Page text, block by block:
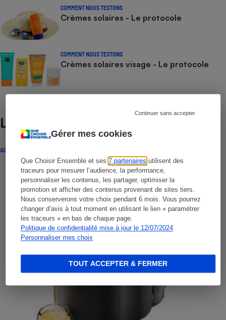
Gérer mes cookies
Que Choisir Ensemble et ses7 partenaires utilisent des
traceurs pour mesurer l’audience, la performance,
personnaliser les contenus, les partager, optimiser la
promotion et afficher des contenus provenant de sites tiers.
Nous conserverons votre choix pendant 6 mois. Vous pourrez
changer d’avis à tout moment en utilisant le lien « paramétrer
les traceurs » en bas de chaque page.
Politique de confidentialité mise à jour le 12/07/2024
Personnaliser mes choix
Continuer sans accepter
TOUT ACCEPTER & FERMER
COMMENT NOUS TESTONS
Crèmes solaires - Le protocole
COMMENT NOUS TESTONS
Crèmes solaires visage - Le protocole
Lire aussi
ACTUALITÉ